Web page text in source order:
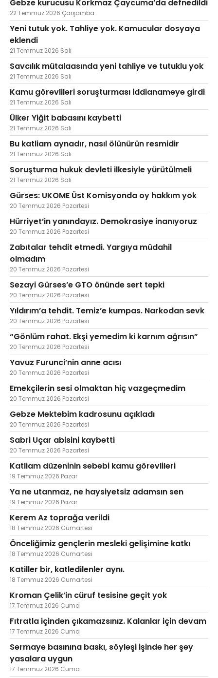
Gebze kurucusu Korkmaz Çaycuma’da defnedildi
22 Temmuz 2026 Çarşamba
Yeni tutuk yok. Tahliye yok. Kamucular dosyaya
eklendi
21 Temmuz 2026 Salı
Savcılık mütalaasında yeni tahliye ve tutuklu yok
21 Temmuz 2026 Salı
Kamu görevlileri soruşturması iddianameye girdi
21 Temmuz 2026 Salı
Ülker Yiğit babasını kaybetti
21 Temmuz 2026 Salı
Bu katliam aynadır, nasıl ölünürün resmidir
21 Temmuz 2026 Salı
Soruşturma hukuk devleti ilkesiyle yürütülmeli
21 Temmuz 2026 Salı
Gürses: UKOME Üst Komisyonda oy hakkım yok
20 Temmuz 2026 Pazartesi
Hürriyet’in yanındayız. Demokrasiye inanıyoruz
20 Temmuz 2026 Pazartesi
Zabıtalar tehdit etmedi. Yargıya müdahil
olmadım
20 Temmuz 2026 Pazartesi
Sezayi Gürses’e GTO önünde sert tepki
20 Temmuz 2026 Pazartesi
Yıldırım’a tehdit. Temiz’e kumpas. Narkodan sevk
20 Temmuz 2026 Pazartesi
“Gönlüm rahat. Ekşi yemedim ki karnım ağrısın”
20 Temmuz 2026 Pazartesi
Yavuz Furunci’nin anne acısı
20 Temmuz 2026 Pazartesi
Emekçilerin sesi olmaktan hiç vazgeçmedim
20 Temmuz 2026 Pazartesi
Gebze Mektebim kadrosunu açıkladı
20 Temmuz 2026 Pazartesi
Sabri Uçar abisini kaybetti
20 Temmuz 2026 Pazartesi
Katliam düzeninin sebebi kamu görevlileri
19 Temmuz 2026 Pazar
Ya ne utanmaz, ne haysiyetsiz adamsın sen
19 Temmuz 2026 Pazar
Kerem Az toprağa verildi
18 Temmuz 2026 Cumartesi
Önceliğimiz gençlerin mesleki gelişimine katkı
18 Temmuz 2026 Cumartesi
Katiller bir, katledilenler aynı.
18 Temmuz 2026 Cumartesi
Kroman Çelik’in cüruf tesisine geçit yok
17 Temmuz 2026 Cuma
Fıtratla içinden çıkamazsınız. Kalanlar için devam
17 Temmuz 2026 Cuma
Sermaye basınına baskı, söyleşi işinde her şey
yasalara uygun
17 Temmuz 2026 Cuma